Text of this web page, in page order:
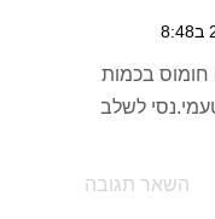
חומוס בכמות
לשלב
השאר תגובה